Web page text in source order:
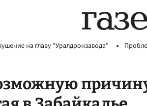
на главу "Уралдронзавода"